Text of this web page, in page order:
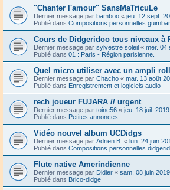
"Chanter l'amour" SansMaTricuLe
Dernier message par bamboo « jeu. 12 sept.
Publié dans Compositions personnelles
Cours de Didgeridoo tous niveaux à
Dernier message par sylvestre soleil « mer. 04
Publié dans 01 : Paris - Région parisienne.
Quel micro utiliser avec un ampli
Dernier message par Chacho « mar. 13 août
Publié dans Enregistrement et logiciels audio
rech joueur FUJARA // urgent
Dernier message par toine56 « jeu. 18 juil.
Publié dans Petites annonces
Vidéo nouvel album UCDidgs
Dernier message par Adrien B. « lun. 24 juin
Publié dans Compositions personnelles
Flute native Amerindienne
Dernier message par Didier « sam. 08 juin
Publié dans Brico-didge